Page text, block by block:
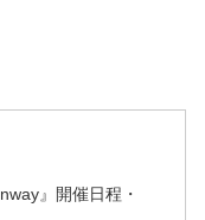
』開催日程・